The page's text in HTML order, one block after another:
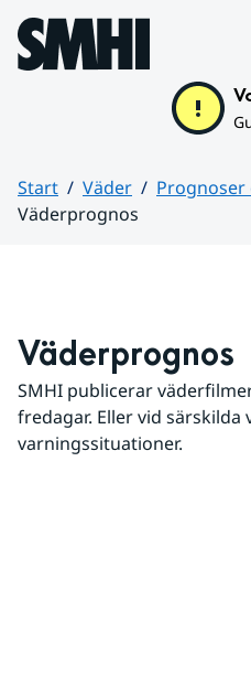
Hoppa till sidans innehåll
Start Väder
Väderprognos
Väderprognos
SMHI publicerar
fredagar. Eller vid särskilda
varningssituationer.